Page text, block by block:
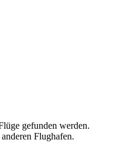
gefunden werden.
Flughafen.